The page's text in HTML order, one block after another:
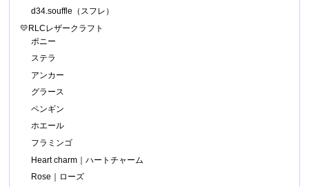
d34.souffle（スフレ）
💛RLCレザークラフト
ポニー
ステラ
アンカー
グラース
ペンギン
ホエール
フラミンゴ
Heart charm｜ハートチャーム
Rose｜ローズ